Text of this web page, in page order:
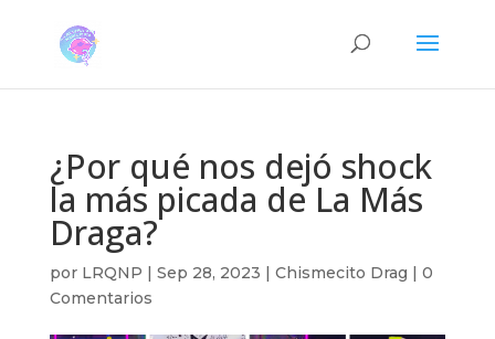
¿Por qué nos dejó shock
la más picada de La Más
Draga?
por LRQNP | Sep 28, 2023 | Chismecito Drag | 0
Comentarios